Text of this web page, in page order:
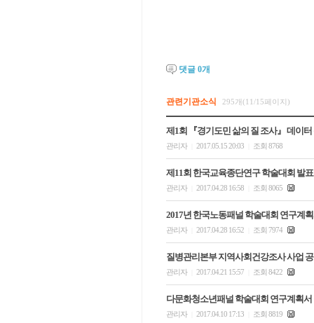
댓글 0개
관련기관소식 295개(11/15페이지)
제1회 『경기도민 삶의 질 조사』 데이
관리자 2017.05.15 20:03 조회 8768
제11회 한국교육종단연구 학술대회 발
관리자 2017.04.28 16:58 조회 8065
2017년 한국노동패널 학술대회 연구계
관리자 2017.04.28 16:52 조회 7974
질병관리본부 지역사회건강조사 사업
관리자 2017.04.21 15:57 조회 8422
다문화청소년패널 학술대회 연구계획서
관리자 2017.04.10 17:13 조회 8819